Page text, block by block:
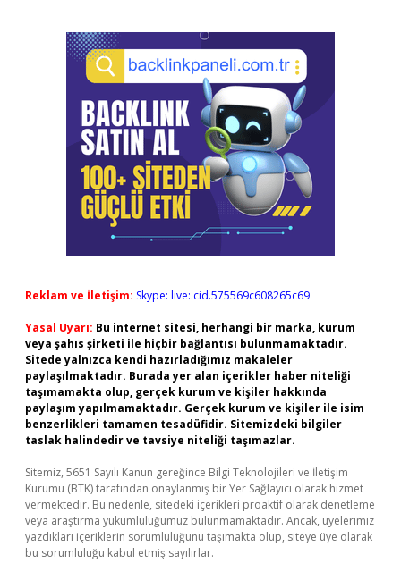
Reklam ve İletişim: Skype: live:.cid.575569c608265c69
Yasal Uyarı: Bu internet sitesi, herhangi bir marka, kurum
veya şahıs şirketi ile hiçbir bağlantısı bulunmamaktadır.
Sitede yalnızca kendi hazırladığımız makaleler
paylaşılmaktadır. Burada yer alan içerikler haber niteliği
taşımamakta olup, gerçek kurum ve kişiler hakkında
paylaşım yapılmamaktadır. Gerçek kurum ve kişiler ile isim
benzerlikleri tamamen tesadüfidir. Sitemizdeki bilgiler
taslak halindedir ve tavsiye niteliği taşımazlar.
Sitemiz, 5651 Sayılı Kanun gereğince Bilgi Teknolojileri ve İletişim
Kurumu (BTK) tarafından onaylanmış bir Yer Sağlayıcı olarak hizmet
vermektedir. Bu nedenle, sitedeki içerikleri proaktif olarak denetleme
veya araştırma yükümlülüğümüz bulunmamaktadır. Ancak, üyelerimiz
yazdıkları içeriklerin sorumluluğunu taşımakta olup, siteye üye olarak
bu sorumluluğu kabul etmiş sayılırlar.